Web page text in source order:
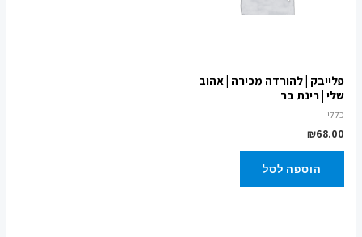
פלייבק | להורדה מכירה | אהוב
שלי | רינת בר
כללי
₪68.00
הוספה לסל